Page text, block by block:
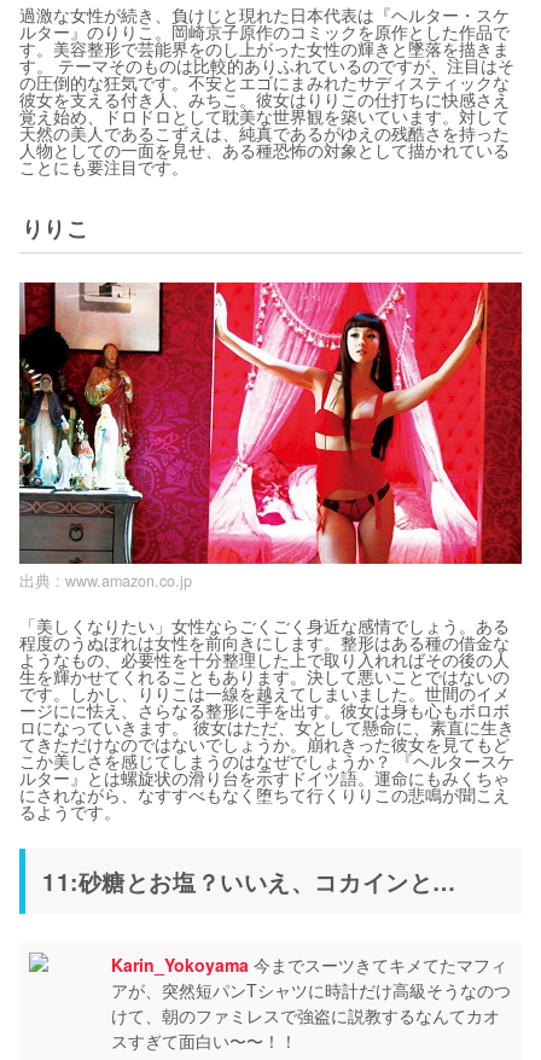
過激な女性が続き、負けじと現れた日本代表は『ヘルター・スケ
ルター』のりりこ。岡崎京子原作のコミックを原作とした作品で
す。美容整形で芸能界をのし上がった女性の輝きと墜落を描きま
す。 テーマそのものは比較的ありふれているのですが、注目はそ
の圧倒的な狂気です。不安とエゴにまみれたサディスティックな
彼女を支える付き人、みちこ。彼女はりりこの仕打ちに快感さえ
覚え始め、ドロドロとして耽美な世界観を築いています。対して
天然の美人であるこずえは、純真であるがゆえの残酷さを持った
人物としての一面を見せ、ある種恐怖の対象として描かれている
ことにも要注目です。
りりこ
出典 : www.amazon.co.jp
「美しくなりたい」女性ならごくごく身近な感情でしょう。ある
程度のうぬぼれは女性を前向きにします。整形はある種の借金な
ようなもの、必要性を十分整理した上で取り入れればその後の人
生を輝かせてくれることもあります。決して悪いことではないの
です。しかし、りりこは一線を越えてしまいました。世間のイメ
ージにに怯え、さらなる整形に手を出す。彼女は身も心もボロボ
ロになっていきます。 彼女はただ、女として懸命に、素直に生き
てきただけなのではないでしょうか。崩れきった彼女を見てもど
こか美しさを感じてしまうのはなぜでしょうか？ 『ヘルタースケ
ルター』とは螺旋状の滑り台を示すドイツ語。運命にもみくちゃ
にされながら、なすすべもなく堕ちて行くりりこの悲鳴が聞こえ
るようです。
11:砂糖とお塩？いいえ、コカインと…
Karin_Yokoyama 今までスーツきてキメてたマフィ
アが、突然短パンTシャツに時計だけ高級そうなのつ
けて、朝のファミレスで強盗に説教するなんてカオ
スすぎて面白い〜〜！！